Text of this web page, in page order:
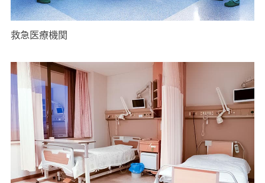
救急医療機関